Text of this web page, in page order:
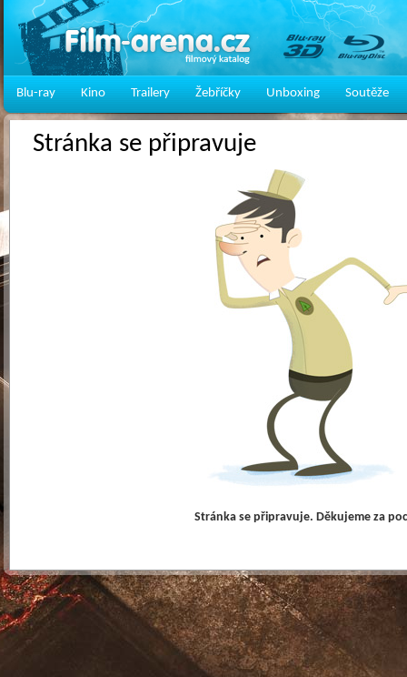
Blu-ray Kino Trailery Žebříčky Unboxing Soutěže
Stránka se připravuje
Stránka se připravuje. Děkujeme za